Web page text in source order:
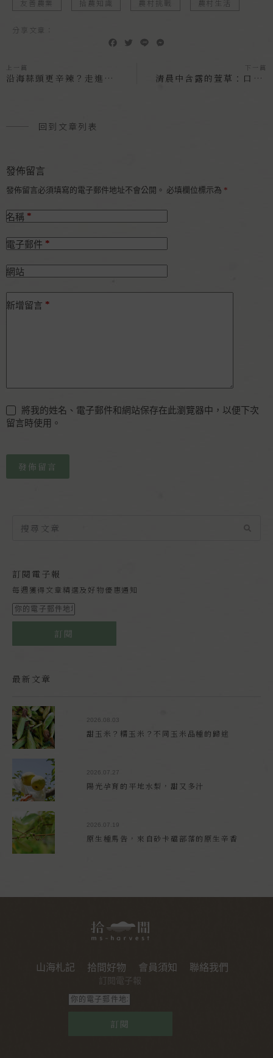
友善農業 拾農知識 農村挑戰 農村生活
分享文章：
s
上一篇
沿海蒜頭更辛辣？走進海風吹拂的蒜田日常
下一篇
清晨中含露的萱草：口感清脆、香氣優雅的香水金針
回到文章列表
發佈留言
發佈留言必須填寫的電子郵件地址不會公開。 必填欄位標示為 *
名稱 *
電子郵件 *
網站
新增留言 *
將我的姓名、電子郵件和網站保存在此瀏覽器中，以便下次
留言時使用。
發佈留言
訂閱電子報
每週獲得文章精選及好物優惠通知
訂閱
最新文章
2026.08.03
甜玉米？糯玉米？不同玉米品種的歸途
2026.07.27
陽光孕育的平地水梨，甜又多汁
2026.07.19
原生種馬告，來自砂卡礑部落的原生辛香
山海札記 拾間好物 會員須知 聯絡我們
訂閱電子報
訂閱